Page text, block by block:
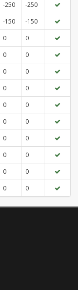
-250
-250
-150
-150
0
0
0
0
0
0
0
0
0
0
0
0
0
0
0
0
0
0
0 0